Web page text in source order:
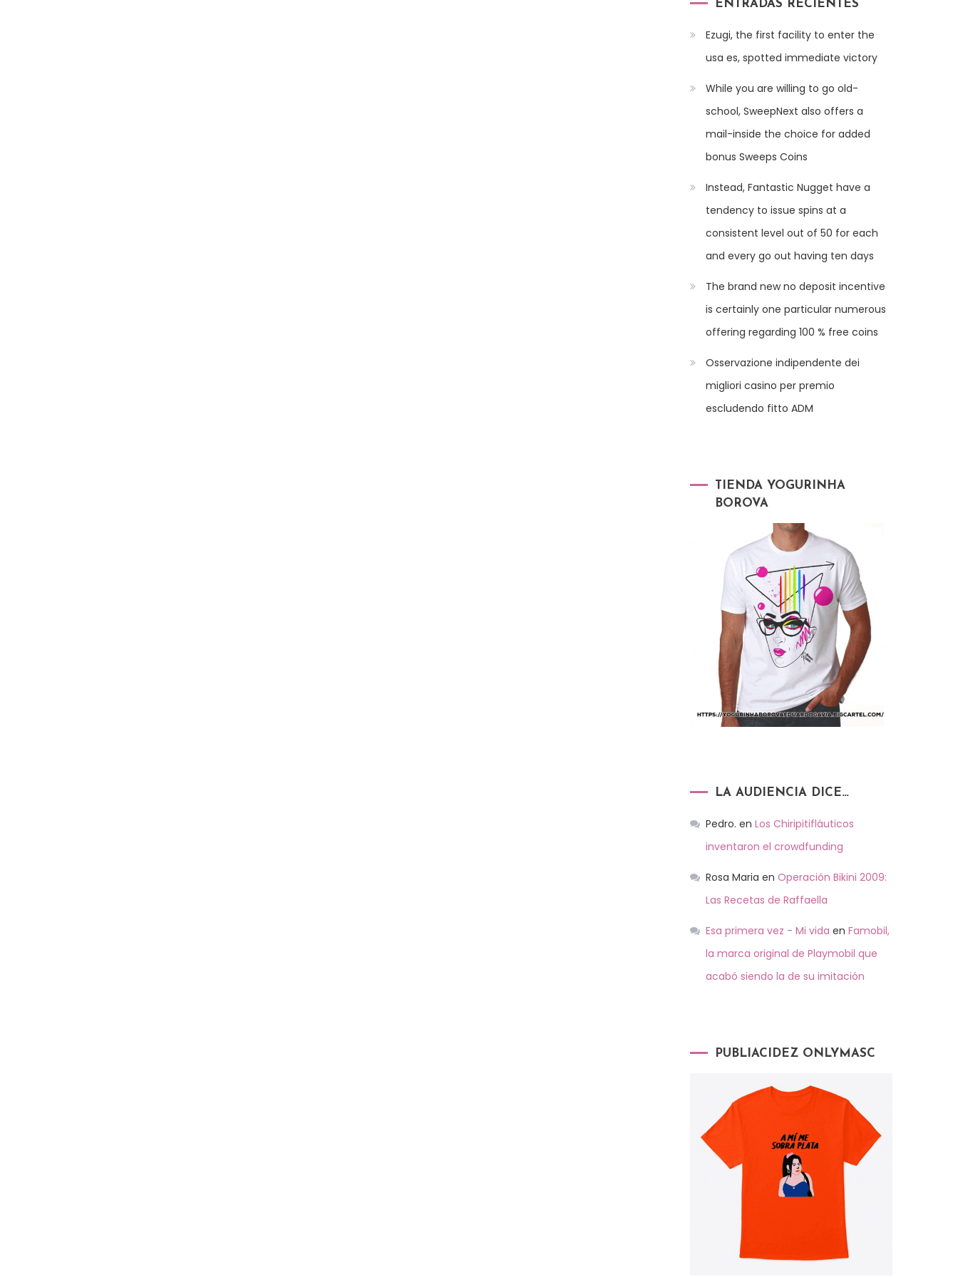
ENTRADAS RECIENTES
Ezugi, the first facility to enter the
usa es, spotted immediate victory
While you are willing to go old-
school, SweepNext also offers a
mail-inside the choice for added
bonus Sweeps Coins
Instead, Fantastic Nugget have a
tendency to issue spins at a
consistent level out of 50 for each
and every go out having ten days
The brand new no deposit incentive
is certainly one particular numerous
offering regarding 100 % free coins
Osservazione indipendente dei
migliori casino per premio
escludendo fitto ADM
TIENDA YOGURINHA
BOROVA
LA AUDIENCIA DICE…
Pedro. en Los Chiripitifláuticos
inventaron el crowdfunding
Rosa Maria en Operación Bikini 2009:
Las Recetas de Raffaella
Esa primera vez - Mi vida en Famobil,
la marca original de Playmobil que
acabó siendo la de su imitación
PUBLIACIDEZ ONLYMASC